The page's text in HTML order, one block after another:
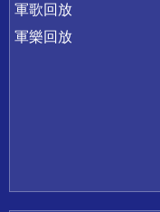
軍歌回放
軍樂回放